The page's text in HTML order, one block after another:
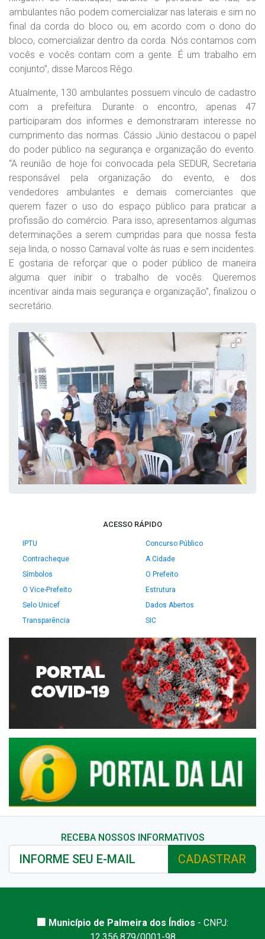
ambulantes não podem comercializar nas laterais e sim no
final da corda do bloco ou, em acordo com o dono do
bloco, comercializar dentro da corda. Nós contamos com
vocês e vocês contam com a gente. É um trabalho em
conjunto”, disse Marcos Rêgo.
Atualmente, 130 ambulantes possuem vínculo de cadastro
com a prefeitura. Durante o encontro, apenas 47
participaram dos informes e demonstraram interesse no
cumprimento das normas. Cássio Júnio destacou o papel
do poder público na segurança e organização do evento.
“A reunião de hoje foi convocada pela SEDUR, Secretaria
responsável pela organização do evento, e dos
vendedores ambulantes e demais comerciantes que
querem fazer o uso do espaço público para praticar a
profissão do comércio. Para isso, apresentamos algumas
determinações a serem cumpridas para que nossa festa
seja linda, o nosso Carnaval volte às ruas e sem incidentes.
E gostaria de reforçar que o poder público de maneira
alguma quer inibir o trabalho de vocês. Queremos
incentivar ainda mais segurança e organização”, finalizou o
secretário.
ACESSO RÁPIDO
IPTU
Concurso Público
Contracheque
A Cidade
Símbolos
O Prefeito
O Vice-Prefeito
Estrutura
Selo Unicef
Dados Abertos
Transparência
SIC
RECEBA NOSSOS INFORMATIVOS
CADASTRAR
🏢 Município de Palmeira dos Índios - CNPJ: